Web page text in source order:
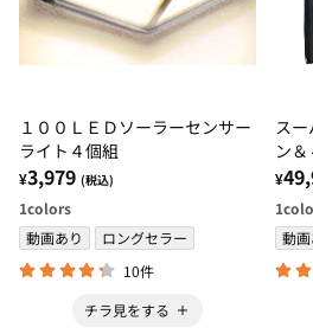
１００ＬＥＤソーラーセンサー
ライト４個組
¥3,979 (税込)
1colors
動画あり
ロングセラー
10件
チラ見をする
ス
ン
¥
1
動画